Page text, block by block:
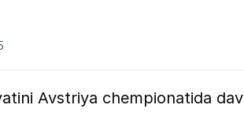
Avstriya chempionatida